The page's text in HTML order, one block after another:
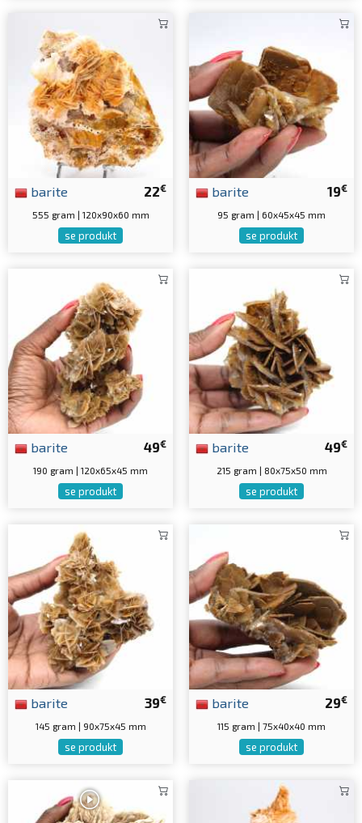
22€
barite
555 gram | 120x90x60 mm
se produkt
19€
barite
95 gram | 60x45x45 mm
se produkt
49€
barite
190 gram | 120x65x45 mm
se produkt
49€
barite
215 gram | 80x75x50 mm
se produkt
39€
barite
145 gram | 90x75x45 mm
se produkt
29€
barite
115 gram | 75x40x40 mm
se produkt